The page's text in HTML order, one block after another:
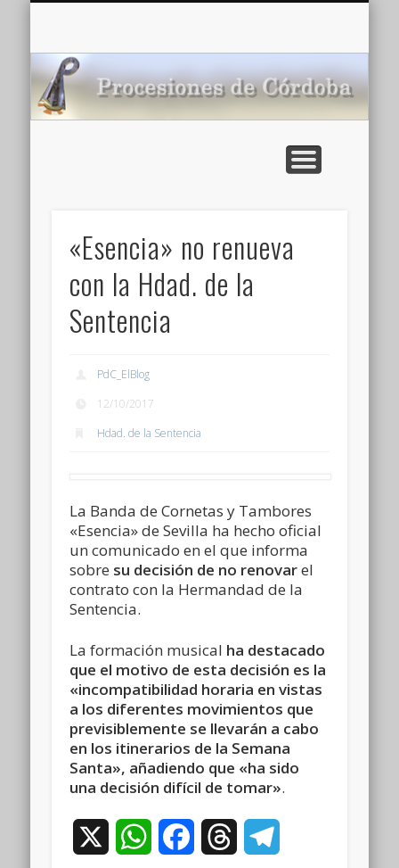
«Esencia» no renueva
con la Hdad. de la
Sentencia
PdC_ElBlog
12/10/2017
Hdad. de la Sentencia
La Banda de Cornetas y Tambores
«Esencia» de Sevilla ha hecho oficial
un comunicado en el que informa
sobre su decisión de no renovarel
contrato con la Hermandad de la
Sentencia.
La formación musical ha destacado
que el motivo de esta decisión es la
«incompatibilidad horaria en vistas
a los diferentes movimientos que
previsiblemente se llevarán a cabo
en los itinerarios de la Semana
Santa», añadiendo que «ha sido
una decisión difícil de tomar».
WhatsAppFacebookThreads